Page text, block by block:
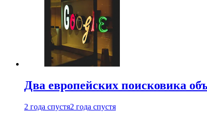
Два европейских поисковика
2 года спустя2 года спустя